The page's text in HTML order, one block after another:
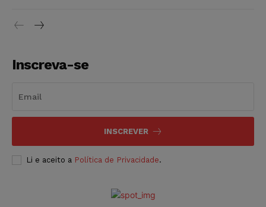
Inscreva-se
INSCREVER
Li e aceito a Política de Privacidade.